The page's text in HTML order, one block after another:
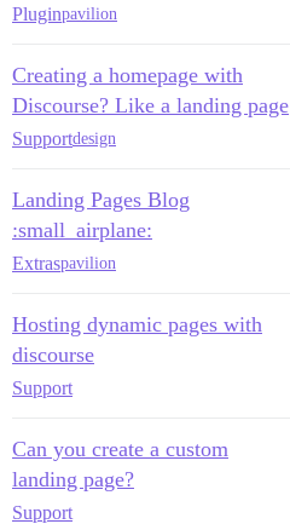
Pluginpavilion
Creating a homepage with
Discourse? Like a landing page
Supportdesign
Landing Pages Blog
:small_airplane:
Extraspavilion
Hosting dynamic pages with
discourse
Support
Can you create a custom
landing page?
Support